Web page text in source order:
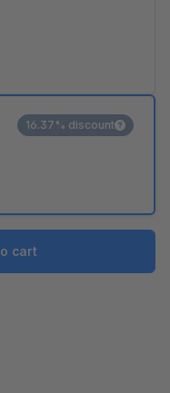
16.37% discount
cart